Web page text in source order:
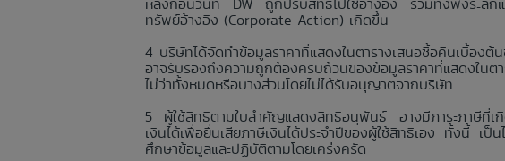
ทรัพย์อ้างอิง (Corporate Action) เกิดขึ้น
บริษัทได้จัดทำข้อมูลราคาที่แสดงในตารางเสนอซื้อคืนเบื้อง
อาจรับรองถึงความถูกต้องครบถ้วนของข้อมูลราคาที่แสดงใน
ไม่ว่าทั้งหมดหรือบางส่วนโดยไม่ได้รับอนุญาตจากบริษัท
ผู้ใช้สิทธิตามใบสำคัญแสดงสิทธิอนุพันธ์ อาจมีภาระภาษีที่เ
เงินได้เพื่อยื่นเสียภาษีเงินได้ประจำปีของผู้ใช้สิทธิเอง ทั้งนี้
ศึกษาข้อมูลและปฏิบัติตามโดยเคร่งครัด